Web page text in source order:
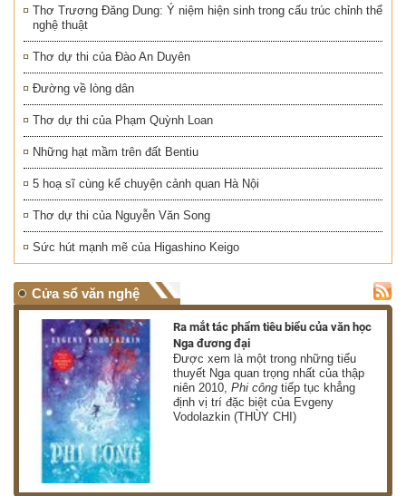
Thơ Trương Đăng Dung: Ý niệm hiện sinh trong cấu trúc chỉnh thể
nghệ thuật
Thơ dự thi của Đào An Duyên
Đường về lòng dân
Thơ dự thi của Phạm Quỳnh Loan
Những hạt mầm trên đất Bentiu
5 hoạ sĩ cùng kể chuyện cảnh quan Hà Nội
Thơ dự thi của Nguyễn Văn Song
Sức hút mạnh mẽ của Higashino Keigo
Cửa sổ văn nghệ
Ra mắt tác phẩm tiêu biểu của văn học
Nga đương đại
Được xem là một trong những tiểu
thuyết Nga quan trọng nhất của thập
niên 2010,Phi công tiếp tục khẳng
định vị trí đặc biệt của Evgeny
Vodolazkin (THÙY CHI)